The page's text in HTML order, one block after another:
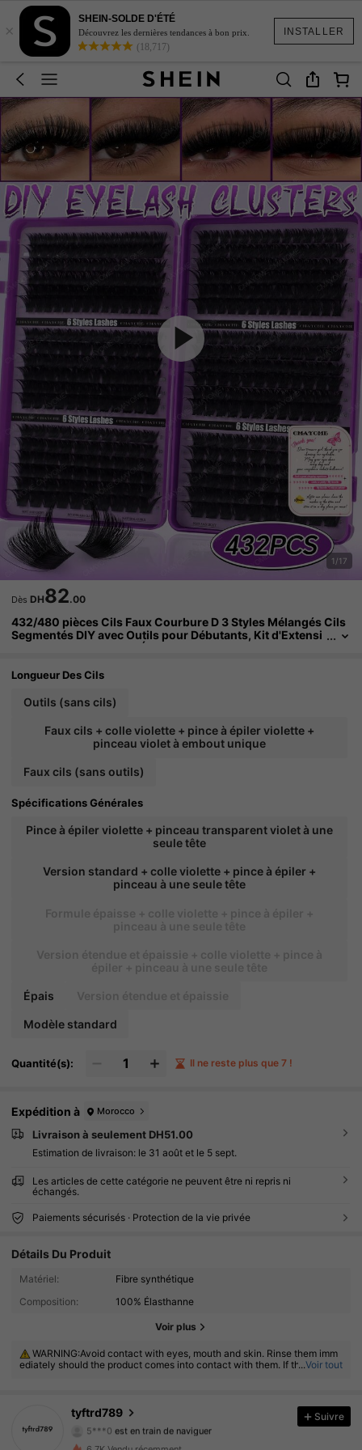
INSTALLER
×
SHEIN-SOLDE D'ÉTÉ
Découvrez les dernières tendances à bon prix.
(18,717)
1/17
Dès DH82.00
432/480 pièces Cils Faux Courbure D 3 Styles Mélangés Cils
Segmentés DIY avec Outils pour Débutants, Kit d'Extensi
ons de Cils Segmentés Épais et Moelleux, Ensemble de C
nt pour le Quotidien, le Mariage, la Photographie.
Longueur Des Cils
Outils (sans cils)
Faux cils + colle violette + pince à épiler violette +
pinceau violet à embout unique
Faux cils (sans outils)
Spécifications Générales
Pince à épiler violette + pinceau transparent violet à une
seule tête
Version standard + colle violette + pince à épiler +
pinceau à une seule tête
Épais
Modèle standard
Quantité(s): Il ne reste plus que 7 !
Expédition à Morocco
Livraison à seulement DH51.00
Estimation de livraison: le 31 août et le 5 sept.
Les articles de cette catégorie ne peuvent être ni repris ni
échangés.
Paiements sécurisés · Protection de la vie privée
Détails Du Produit
Matériel:
Fibre synthétique
Composition:
100% Élasthanne
Voir plus
WARNING:Avoid contact with eyes, mouth and skin. Rinse them imm
ediately should the product comes into contact with them. If there is an
...Voir tout
tyftrd789
4.80 52 Suiveurs
5***0est en train de naviguer
4.80
52 Suiveurs
Suivre